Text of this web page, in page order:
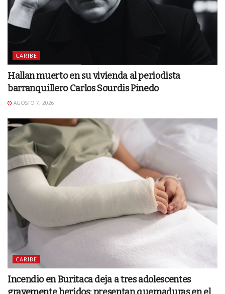
CARIBE
Hallan muerto en su vivienda al periodista
barranquillero Carlos Sourdis Pinedo
AGOSTO 7, 2026
CARIBE
Incendio en Buritaca deja a tres adolescentes